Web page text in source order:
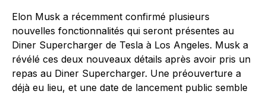
Elon Musk a récemment confirmé plusieurs
nouvelles fonctionnalités qui seront présentes au
Diner Supercharger de Tesla à Los Angeles. Musk a
révélé ces deux nouveaux détails après avoir pris un
repas au Diner Supercharger. Une préouverture a
déjà eu lieu, et une date de lancement public semble